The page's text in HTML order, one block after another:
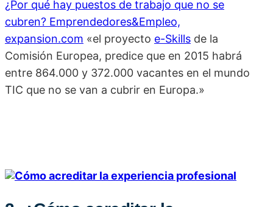
¿Por qué hay puestos de trabajo que no se
cubren? Emprendedores&Empleo,
expansion.com «el proyecto e-Skills de la
Comisión Europea, predice que en 2015 habrá
entre 864.000 y 372.000 vacantes en el mundo
TIC que no se van a cubrir en Europa.»